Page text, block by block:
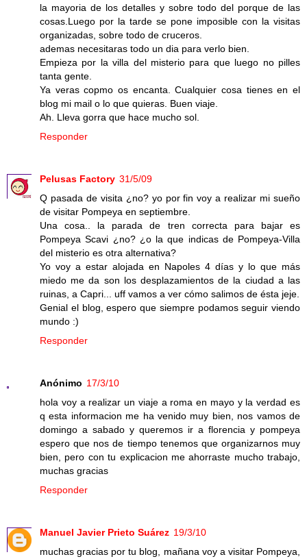
la mayoria de los detalles y sobre todo del porque de las
cosas.Luego por la tarde se pone imposible con la visitas
organizadas, sobre todo de cruceros.
ademas necesitaras todo un dia para verlo bien.
Empieza por la villa del misterio para que luego no pilles
tanta gente.
Ya veras copmo os encanta. Cualquier cosa tienes en el
blog mi mail o lo que quieras. Buen viaje.
Ah. Lleva gorra que hace mucho sol.
Responder
Pelusas Factory 31/5/09
Q pasada de visita ¿no? yo por fin voy a realizar mi sueño
de visitar Pompeya en septiembre.
Una cosa.. la parada de tren correcta para bajar es
Pompeya Scavi ¿no? ¿o la que indicas de Pompeya-Villa
del misterio es otra alternativa?
Yo voy a estar alojada en Napoles 4 días y lo que más
miedo me da son los desplazamientos de la ciudad a las
ruinas, a Capri... uff vamos a ver cómo salimos de ésta jeje.
Genial el blog, espero que siempre podamos seguir viendo
mundo :)
Responder
Anónimo 17/3/10
hola voy a realizar un viaje a roma en mayo y la verdad es
q esta informacion me ha venido muy bien, nos vamos de
domingo a sabado y queremos ir a florencia y pompeya
espero que nos de tiempo tenemos que organizarnos muy
bien, pero con tu explicacion me ahorraste mucho trabajo,
muchas gracias
Responder
Manuel Javier Prieto Suárez 19/3/10
muchas gracias por tu blog, mañana voy a visitar Pompeya,